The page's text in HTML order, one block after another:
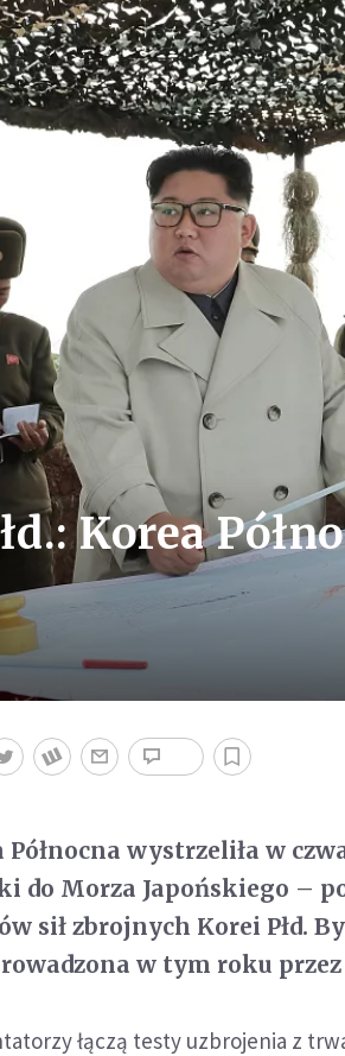
Korea
Północna wystrzeliła w
do Morza Japońskiego –
sił zbrojnych Korei Płd.
w tym roku
łączą testy uzbrojenia z